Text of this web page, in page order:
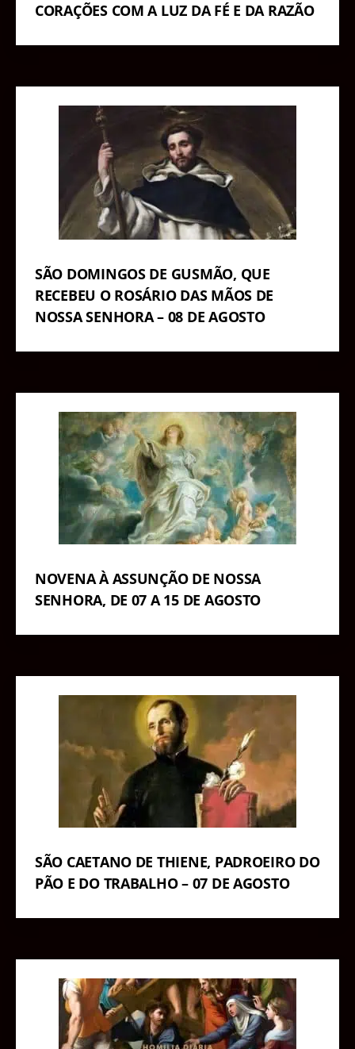
CORAÇÕES COM A LUZ DA FÉ E DA RAZÃO
SÃO DOMINGOS DE GUSMÃO, QUE
RECEBEU O ROSÁRIO DAS MÃOS DE
NOSSA SENHORA – 08 DE AGOSTO
NOVENA À ASSUNÇÃO DE NOSSA
SENHORA, DE 07 A 15 DE AGOSTO
SÃO CAETANO DE THIENE, PADROEIRO DO
PÃO E DO TRABALHO – 07 DE AGOSTO